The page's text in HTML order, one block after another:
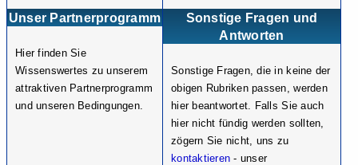
Unser Partnerprogramm
Hier finden Sie
Wissenswertes zu unserem
attraktiven Partnerprogramm
und unseren Bedingungen.
Sonstige Fragen und
Antworten
Sonstige Fragen, die in keine der
obigen Rubriken passen, werden
hier beantwortet. Falls Sie auch
hier nicht fündig werden sollten,
zögern Sie nicht, uns zu
kontaktieren - unser